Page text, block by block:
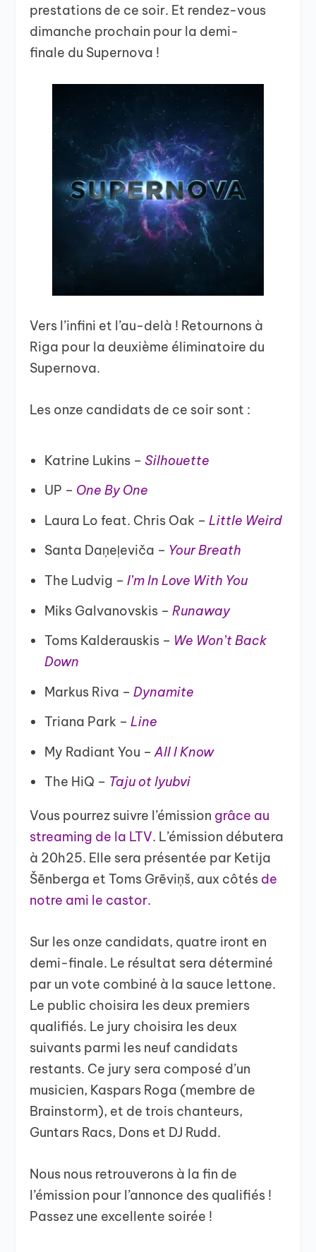
prestations de ce soir. Et rendez-vous
dimanche prochain pour la demi-
finale du Supernova !
Vers l’infini et l’au-delà ! Retournons à
Riga pour la deuxième éliminatoire du
Supernova.
Les onze candidats de ce soir sont :
Katrine Lukins – Silhouette
UP – One By One
Laura Lo feat. Chris Oak – Little Weird
Santa Daņeļeviča – Your Breath
The Ludvig – I’m In Love With You
Miks Galvanovskis – Runaway
Toms Kalderauskis – We Won’t Back
Down
Markus Riva – Dynamite
Triana Park – Line
My Radiant You –All I Know
The HiQ – Taju ot lyubvi
Vous pourrez suivre l’émission grâce au
streaming de la LTV. L’émission débutera
à 20h25. Elle sera présentée par Ketija
Šēnberga et Toms Grēviņš, aux côtés de
notre ami le castor.
Sur les onze candidats, quatre iront en
demi-finale. Le résultat sera déterminé
par un vote combiné à la sauce lettone.
Le public choisira les deux premiers
qualifiés. Le jury choisira les deux
suivants parmi les neuf candidats
restants. Ce jury sera composé d’un
musicien, Kaspars Roga (membre de
Brainstorm), et de trois chanteurs,
Guntars Racs, Dons et DJ Rudd.
Nous nous retrouverons à la fin de
l’émission pour l’annonce des qualifiés !
Passez une excellente soirée !